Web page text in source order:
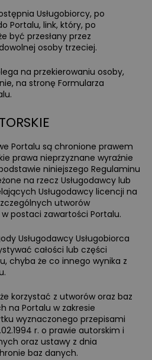
Usługobiorcy, po
Portalu, link, który, po
być przesłany przez
osoby trzeciej.
na przekierowaniu osoby,
na stronę Formularza
Portalu są chronione prawem
prawa nieprzyznane wyraźnie
niniejszego Regulaminu
na rzecz Usługodawcy lub
Usługodawcy licencji na
utworów
postaci zawartości Portalu.
Usługodawcy Usługobiorca
całości lub części
chyba że co innego wynika z
korzystać z utworów oraz baz
na Portalu w zakresie
wyznaczonego przepisami
r. o prawie autorskim i
oraz ustawy z dnia
baz danych.